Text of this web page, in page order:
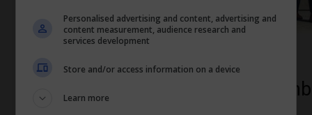
Ostacoli alla mobilità interna (diritto-lavoro.com)
Gestione delle resistenze al
Personalised advertising and content, advertising and
content measurement, audience research and
services development
Store and/or access information on a device
Learn more